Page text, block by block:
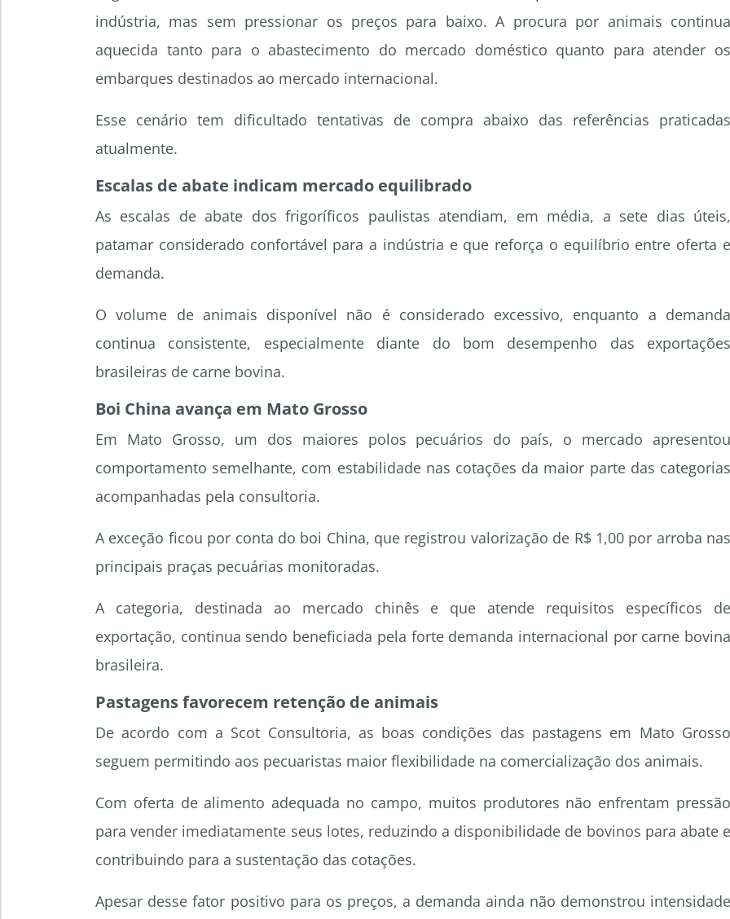
indústria, mas sem pressionar os preços para baixo. A procura por animais continua
aquecida tanto para o abastecimento do mercado doméstico quanto para atender os
embarques destinados ao mercado internacional.
Esse cenário tem dificultado tentativas de compra abaixo das referências praticadas
atualmente.
Escalas de abate indicam mercado equilibrado
As escalas de abate dos frigoríficos paulistas atendiam, em média, a sete dias úteis,
patamar considerado confortável para a indústria e que reforça o equilíbrio entre oferta e
demanda.
O volume de animais disponível não é considerado excessivo, enquanto a demanda
continua consistente, especialmente diante do bom desempenho das exportações
brasileiras de carne bovina.
Boi China avança em Mato Grosso
Em Mato Grosso, um dos maiores polos pecuários do país, o mercado apresentou
comportamento semelhante, com estabilidade nas cotações da maior parte das categorias
acompanhadas pela consultoria.
A exceção ficou por conta do boi China, que registrou valorização de R$ 1,00 por arroba nas
principais praças pecuárias monitoradas.
A categoria, destinada ao mercado chinês e que atende requisitos específicos de
exportação, continua sendo beneficiada pela forte demanda internacional por carne bovina
brasileira.
Pastagens favorecem retenção de animais
De acordo com a Scot Consultoria, as boas condições das pastagens em Mato Grosso
seguem permitindo aos pecuaristas maior flexibilidade na comercialização dos animais.
Com oferta de alimento adequada no campo, muitos produtores não enfrentam pressão
para vender imediatamente seus lotes, reduzindo a disponibilidade de bovinos para abate e
contribuindo para a sustentação das cotações.
Apesar desse fator positivo para os preços, a demanda ainda não demonstrou intensidade